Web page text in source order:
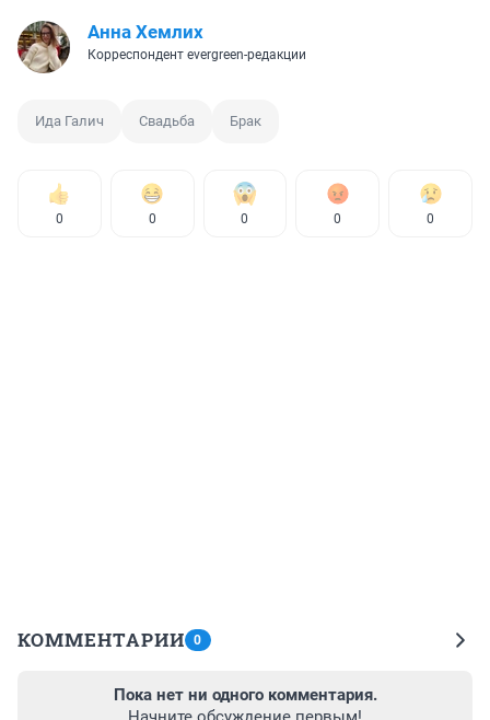
Анна Хемлих
Корреспондент evergreen-редакции
Ида Галич Свадьба Брак
0 0 0 0 0
КОММЕНТАРИИ 0
Пока нет ни одного комментария.